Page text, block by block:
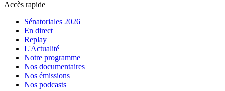
Accès rapide
Sénatoriales 2026
En direct
Replay
L'Actualité
Notre programme
Nos documentaires
Nos émissions
Nos podcasts